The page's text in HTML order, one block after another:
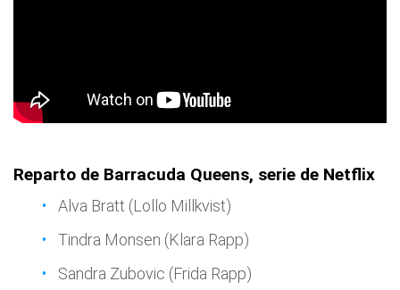
Reparto de Barracuda Queens, serie de Netflix
Alva Bratt (Lollo Millkvist)
Tindra Monsen (Klara Rapp)
Sandra Zubovic (Frida Rapp)